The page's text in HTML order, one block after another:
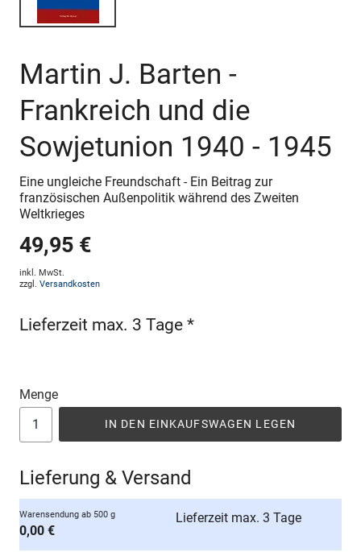
Martin J. Barten -
Frankreich und die
Sowjetunion 1940 - 1945
Eine ungleiche Freundschaft - Ein Beitrag zur
französischen Außenpolitik während des Zweiten
Weltkrieges
49,95 €
inkl. MwSt.
zzgl. Versandkosten
Lieferzeit max. 3 Tage *
Menge
IN DEN EINKAUFSWAGEN LEGEN
Lieferung & Versand
Warensendung ab 500 g
0,00 €
Lieferzeit max. 3 Tage